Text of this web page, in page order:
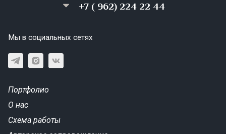
+7 ( 962) 224 22 44
Мы в социальных сетях
Портфолио
О нас
Схема работы